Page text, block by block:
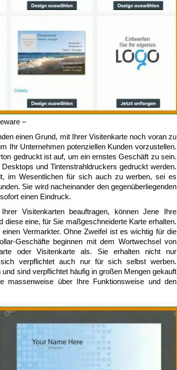
–
einen Grund, mit Ihrer Visitenkarte noch voran zu
Ihr Unternehmen potenziellen Kunden vorzustellen.
gedruckt ist auf, um ein ernstes Geschäft zu sein.
und Tintenstrahldruckers gedruckt werden.
im Wesentlichen für sich auch zu werben, sei es
Sie wird nacheinander den gegenüberliegenden
einen Eindruck.
Visitenkarten beauftragen, können Jene Ihre
diese eine, für Sie maßgeschneiderte Karte erhalten.
Vermarkter. Ohne Zweifel ist es wichtig für die
Geschäfte beginnen mit dem Wortwechsel von
oder Visitenkarte als. Sie erhalten nicht nur
sich verpflichtet auch nur für sich selbst werben.
sind verpflichtet häufig in großen Mengen gekauft
massenweise über Ihre Funktionsweise und den